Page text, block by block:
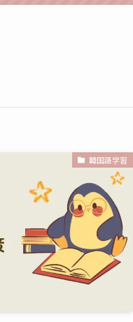
韓国語学習